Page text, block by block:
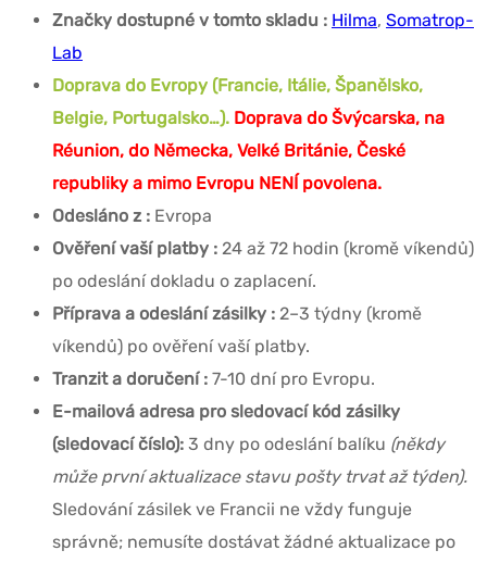
Značky dostupné v tomto skladu : Hilma, Somatrop-
Lab
Doprava do Evropy (Francie, Itálie, Španělsko,
Belgie, Portugalsko…). Doprava do Švýcarska, na
Réunion, do Německa, Velké Británie, České
republiky a mimo Evropu NENÍ povolena.
Odesláno z : Evropa
Ověření vaší platby : 24 až 72 hodin (kromě víkendů)
po odeslání dokladu o zaplacení.
Příprava a odeslání zásilky : 2–3 týdny (kromě
víkendů) po ověření vaší platby.
Tranzit a doručení : 7-10 dní pro Evropu.
E-mailová adresa pro sledovací kód zásilky
(sledovací číslo): 3 dny po odeslání balíku (někdy
může první aktualizace stavu pošty trvat až týden).
Sledování zásilek ve Francii ne vždy funguje
správně; nemusíte dostávat žádné aktualizace po